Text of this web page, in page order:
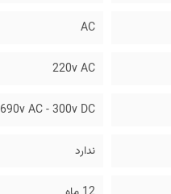
AC
220v AC
690v AC - 300v DC
ندارد